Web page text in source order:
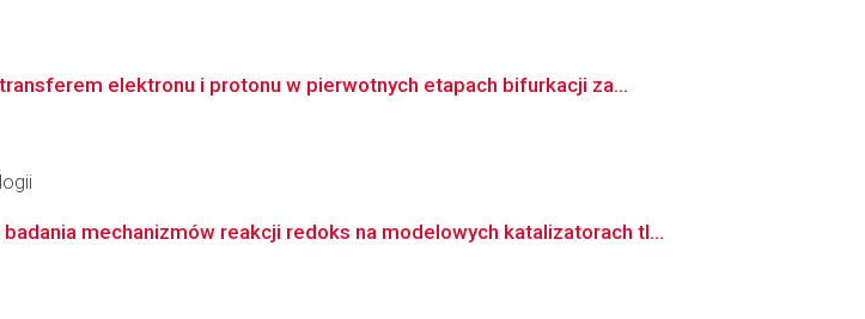
elektronu i protonu w pierwotnych etapach bifurkacji za...
mechanizmów reakcji redoks na modelowych katalizatorach tl...